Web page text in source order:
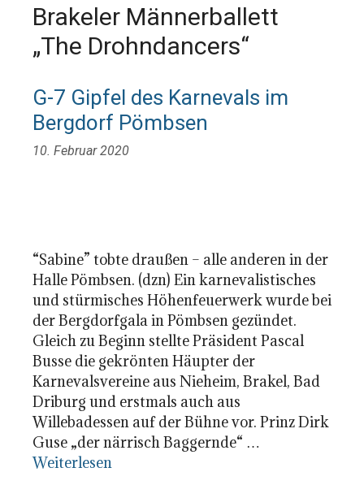
Brakeler Männerballett
„The Drohndancers“
G-7 Gipfel des Karnevals im
Bergdorf Pömbsen
10. Februar 2020
“Sabine” tobte draußen – alle anderen in der
Halle Pömbsen. (dzn) Ein karnevalistisches
und stürmisches Höhenfeuerwerk wurde bei
der Bergdorfgala in Pömbsen gezündet.
Gleich zu Beginn stellte Präsident Pascal
Busse die gekrönten Häupter der
Karnevalsvereine aus Nieheim, Brakel, Bad
Driburg und erstmals auch aus
Willebadessen auf der Bühne vor. Prinz Dirk
Guse „der närrisch Baggernde“ …
Weiterlesen